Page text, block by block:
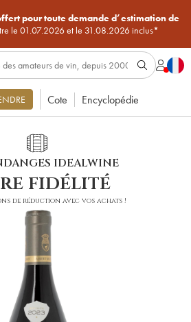
pour toute demande d’estimation de
le 01.07.2026 et le 31.08.2026 inclus*
Cote Encyclopédie
IDEALWINE
fidélité
de réduction avec vos achats !